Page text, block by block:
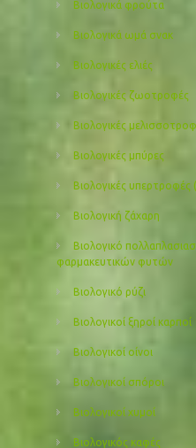
Βιολογικά φρούτα
Βιολογικά ωμά σνακ
Βιολογικές ελιές
Βιολογικές ζωοτροφές
Βιολογικές
Βιολογικές μπύρες
Βιολογικές
Βιολογική ζάχαρη
Βιολογικό
φαρμακευτικών φυτών
Βιολογικό ρύζι
Βιολογικοί ξηροί καρποί
Βιολογικοί οίνοι
Βιολογικοί σπόροι
Βιολογικοί χυμοί
Βιολογικός καφές